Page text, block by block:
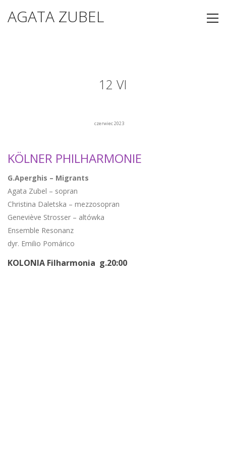
AGATA ZUBEL
12 VI
czerwiec 2023
KÖLNER PHILHARMONIE
G.Aperghis – Migrants
Agata Zubel – sopran
Christina Daletska – mezzosopran
Geneviève Strosser – altówka
Ensemble Resonanz
dyr. Emilio Pomárico
KOLONIA Filharmonia g.20:00